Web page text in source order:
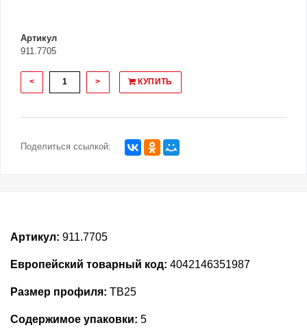
Артикул
911.7705
< > КУПИТЬ
Поделиться ссылкой:
Артикул: 911.7705
Европейский товарный код: 4042146351987
Размер профиля: TB25
Содержимое упаковки: 5